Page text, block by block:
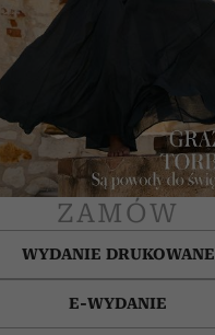
ZAMÓW
WYDANIE DRUKOWANE
E-WYDANIE